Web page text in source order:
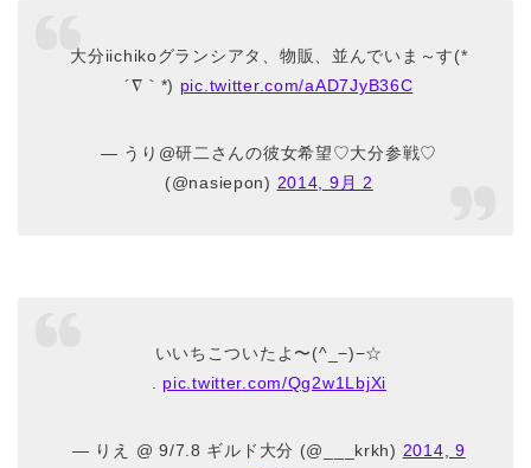
大分iichikoグランシアタ、物販、並んでいま～す(*
´∇｀*) pic.twitter.com/aAD7JyB36C
— うり@研二さんの彼女希望♡大分参戦♡
(@nasiepon) 2014, 9月 2
いいちこついたよ〜(^_−)−☆
pic.twitter.com/Qg2w1LbjXi
— りえ @ 9/7.8 ギルド大分 (@___krkh) 2014, 9